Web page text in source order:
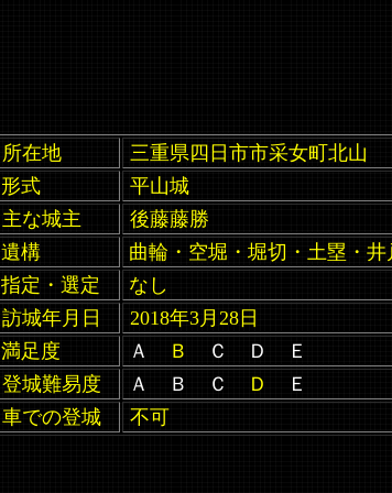
所在地
三重県四日市市采女町北山
形式
平山城
主な城主
後藤藤勝
遺構
曲輪・空堀・堀切・土塁・
指定・選定
なし
訪城年月日
2018年3月28日
満足度
Ａ Ｂ
Ｃ Ｄ Ｅ
登城難易度
Ａ Ｂ Ｃ Ｄ
Ｅ
車での登城
不可